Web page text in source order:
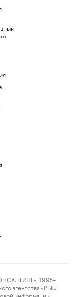
1995–
агентства «РБК»
информации